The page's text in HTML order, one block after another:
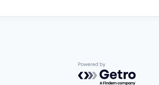
Powered by Getro.com